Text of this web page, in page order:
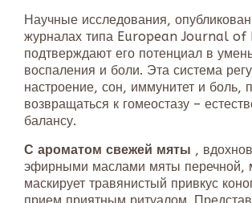
Научные исследования,
журналах типа European Journal of
подтверждают его потенциал в
воспаления и боли. Эта система
настроение, сон, иммунитет и боль,
возвращаться к гомеостазу –
балансу.
С ароматом свежей мяты ,
эфирными маслами мяты перечной,
маскирует травянистый привкус